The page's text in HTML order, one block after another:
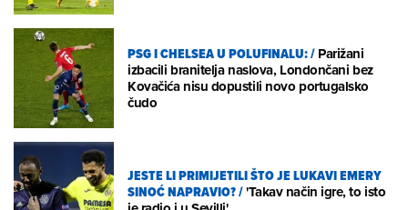
PSG I CHELSEA U POLUFINALU:/Parižani
izbacili branitelja naslova, Londončani bez
Kovačića nisu dopustili novo portugalsko
čudo
JESTE LI PRIMIJETILI ŠTO JE LUKAVI EMERY
SINOĆ NAPRAVIO?/'Takav način igre, to isto